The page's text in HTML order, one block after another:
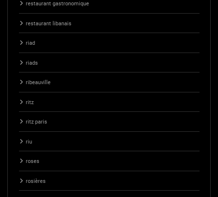
restaurant gastronomique
restaurant libanais
riad
riads
ribeauville
ritz
ritz paris
riu
roses
rosières